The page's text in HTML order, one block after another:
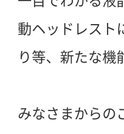
動ヘッドレスト
り等、新たな機
みなさまからの